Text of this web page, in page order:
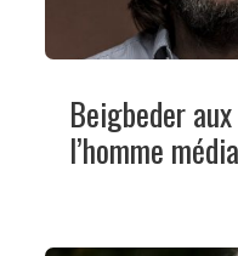
Beigbeder
l’homme